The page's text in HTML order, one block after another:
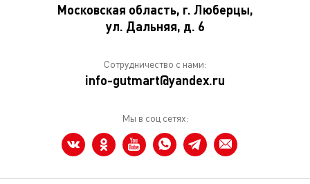
Московская область, г. Люберцы,
ул. Дальняя, д. 6
Сотрудничество с нами:
info-gutmart@yandex.ru
Мы в соц сетях: